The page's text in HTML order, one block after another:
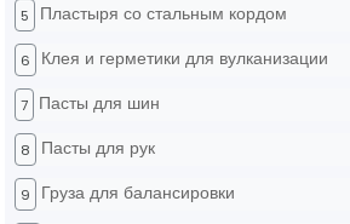
5 Пластыря со стальным кордом
6 Клея и герметики для вулканизации
7 Пасты для шин
8 Пасты для рук
9 Груза для балансировки